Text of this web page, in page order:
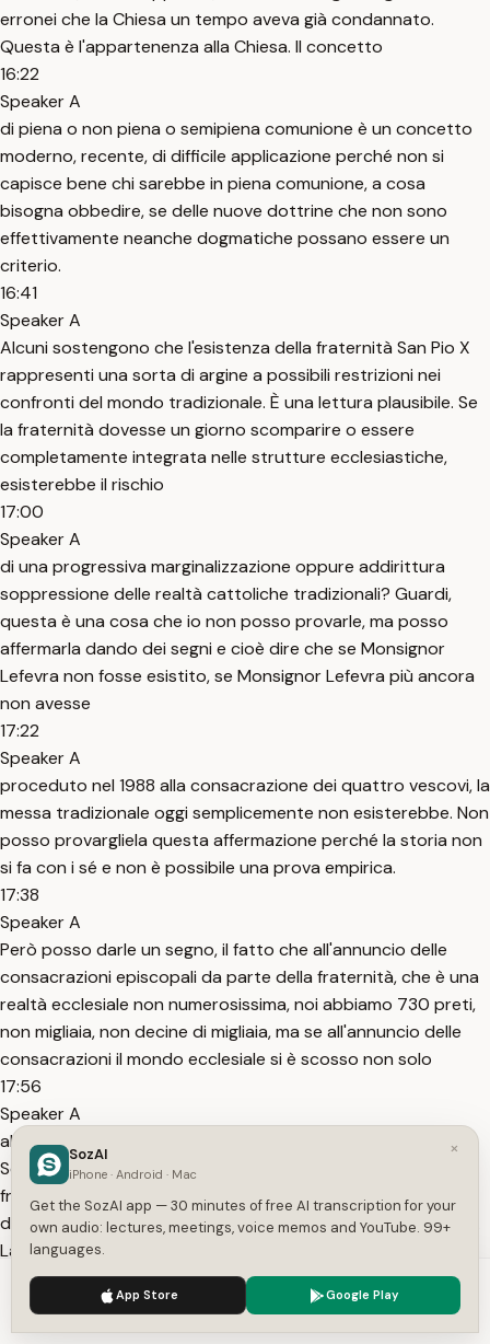
erronei che la Chiesa un tempo aveva già condannato.
Questa è l'appartenenza alla Chiesa. Il concetto
16:22
Speaker A
di piena o non piena o semipiena comunione è un concetto
moderno, recente, di difficile applicazione perché non si
capisce bene chi sarebbe in piena comunione, a cosa
bisogna obbedire, se delle nuove dottrine che non sono
effettivamente neanche dogmatiche possano essere un
criterio.
16:41
Speaker A
Alcuni sostengono che l'esistenza della fraternità San Pio X
rappresenti una sorta di argine a possibili restrizioni nei
confronti del mondo tradizionale. È una lettura plausibile. Se
la fraternità dovesse un giorno scomparire o essere
completamente integrata nelle strutture ecclesiastiche,
esisterebbe il rischio
17:00
Speaker A
di una progressiva marginalizzazione oppure addirittura
soppressione delle realtà cattoliche tradizionali? Guardi,
questa è una cosa che io non posso provarle, ma posso
affermarla dando dei segni e cioè dire che se Monsignor
Lefevra non fosse esistito, se Monsignor Lefevra più ancora
non avesse
17:22
Speaker A
proceduto nel 1988 alla consacrazione dei quattro vescovi, la
messa tradizionale oggi semplicemente non esisterebbe. Non
posso provargliela questa affermazione perché la storia non
si fa con i sé e non è possibile una prova empirica.
17:38
Speaker A
Però posso darle un segno, il fatto che all'annuncio delle
consacrazioni episcopali da parte della fraternità, che è una
realtà ecclesiale non numerosissima, noi abbiamo 730 preti,
non migliaia, non decine di migliaia, ma se all'annuncio delle
consacrazioni il mondo ecclesiale si è scosso non solo
17:56
Speaker A
all'interno della tradizione, ma all'interno stesso della Santa
Sede, questo vuol dire che c'è una paura, una paura che la
fraternità possa effettivamente amente essere un baluardo
di qualcosa che doveva scomparire e che non è scomparso.
La messa antica doveva
18:12
Speaker A
scomparire, l'insegnamento tradizionale del catechismo
We use cookies to enhance your experience.
×
SozAI
iPhone · Android · Mac
Get the SozAI app — 30 minutes of free AI transcription for your
own audio: lectures, meetings, voice memos and YouTube. 99+
languages.
App Store Google Play